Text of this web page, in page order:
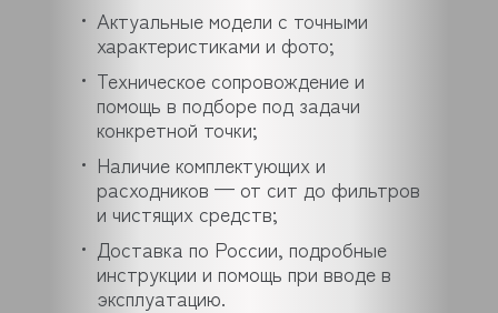
Актуальные модели с точными
характеристиками и фото;
Техническое сопровождение и
помощь в подборе под задачи
конкретной точки;
Наличие комплектующих и
расходников — от сит до фильтров
и чистящих средств;
Доставка по России, подробные
инструкции и помощь при вводе в
эксплуатацию.